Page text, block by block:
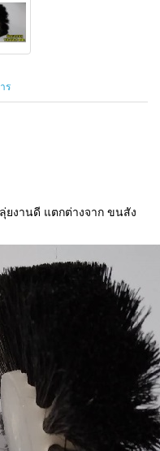
ร
ยงานดี แตกต่างจาก ขนสัง